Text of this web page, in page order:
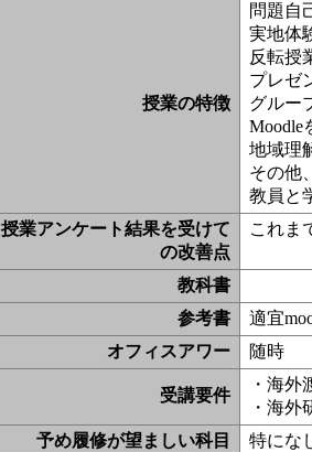
授業の特徴
問題自
実地体
反転授
プレゼ
グルー
Moodle
地域理
その他
教員と
授業アンケート結果を受けて
の改善点
これま
教科書
参考書
適宜
オフィスアワー
随時
受講要件
・海外
・海
予め履修が望ましい科目
特にな